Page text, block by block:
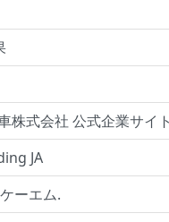
株式会社 公式企業サイ
JA
ーエム.